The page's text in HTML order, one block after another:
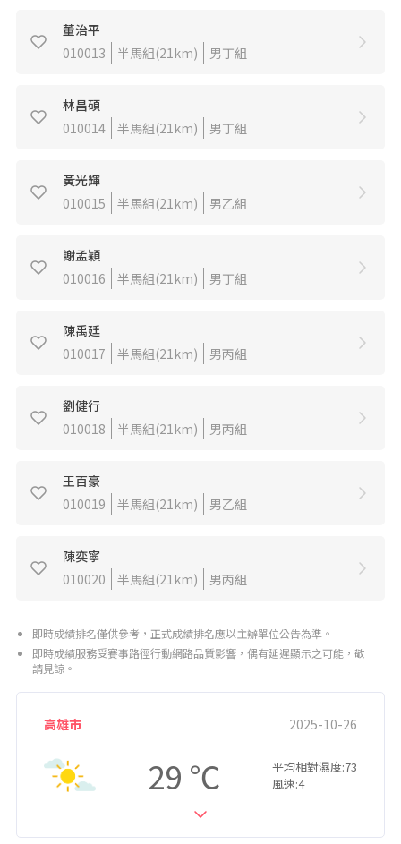
董治平
010013
半馬組(21km) 男丁組
林昌碩
010014
半馬組(21km) 男丁組
黃光輝
010015
半馬組(21km) 男乙組
謝孟穎
010016
半馬組(21km) 男丁組
陳禹廷
010017
半馬組(21km) 男丙組
劉健行
010018
半馬組(21km) 男丙組
王百豪
010019
半馬組(21km) 男乙組
陳奕寧
010020
半馬組(21km) 男丙組
即時成績排名僅供參考，正式成績排名應以主辦單位公告為準。
即時成績服務受賽事路徑行動網路品質影響，偶有延遲顯示之可能，敬
請見諒。
高雄市 2025-10-26
29
平均相對濕度:73
風速:4